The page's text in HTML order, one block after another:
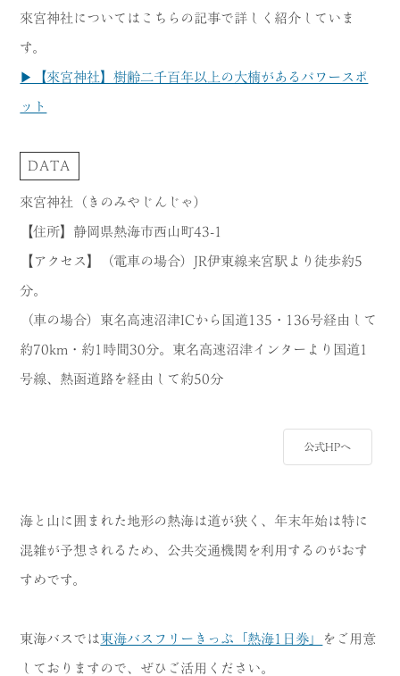
來宮神社についてはこちらの記事で詳しく紹介していま
す。
▶【來宮神社】樹齢二千百年以上の大楠があるパワースポ
ット
DATA
來宮神社（きのみやじんじゃ）
【住所】静岡県熱海市西山町43-1
【アクセス】（電車の場合）JR伊東線来宮駅より徒歩約5
分。
（車の場合）東名高速沼津ICから国道135・136号経由して
約70km・約1時間30分。東名高速沼津インターより国道1
号線、熱函道路を経由して約50分
公式HPへ
海と山に囲まれた地形の熱海は道が狭く、年末年始は特に
混雑が予想されるため、公共交通機関を利用するのがおす
すめです。
東海バスでは東海バスフリーきっぷ「熱海1日券」 をご用意
しておりますので、ぜひご活用ください。